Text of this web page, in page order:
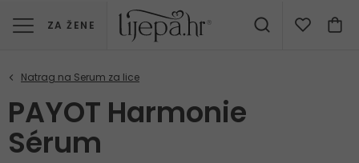
ZA ŽENE
PAYOT Harmonie
Sérum